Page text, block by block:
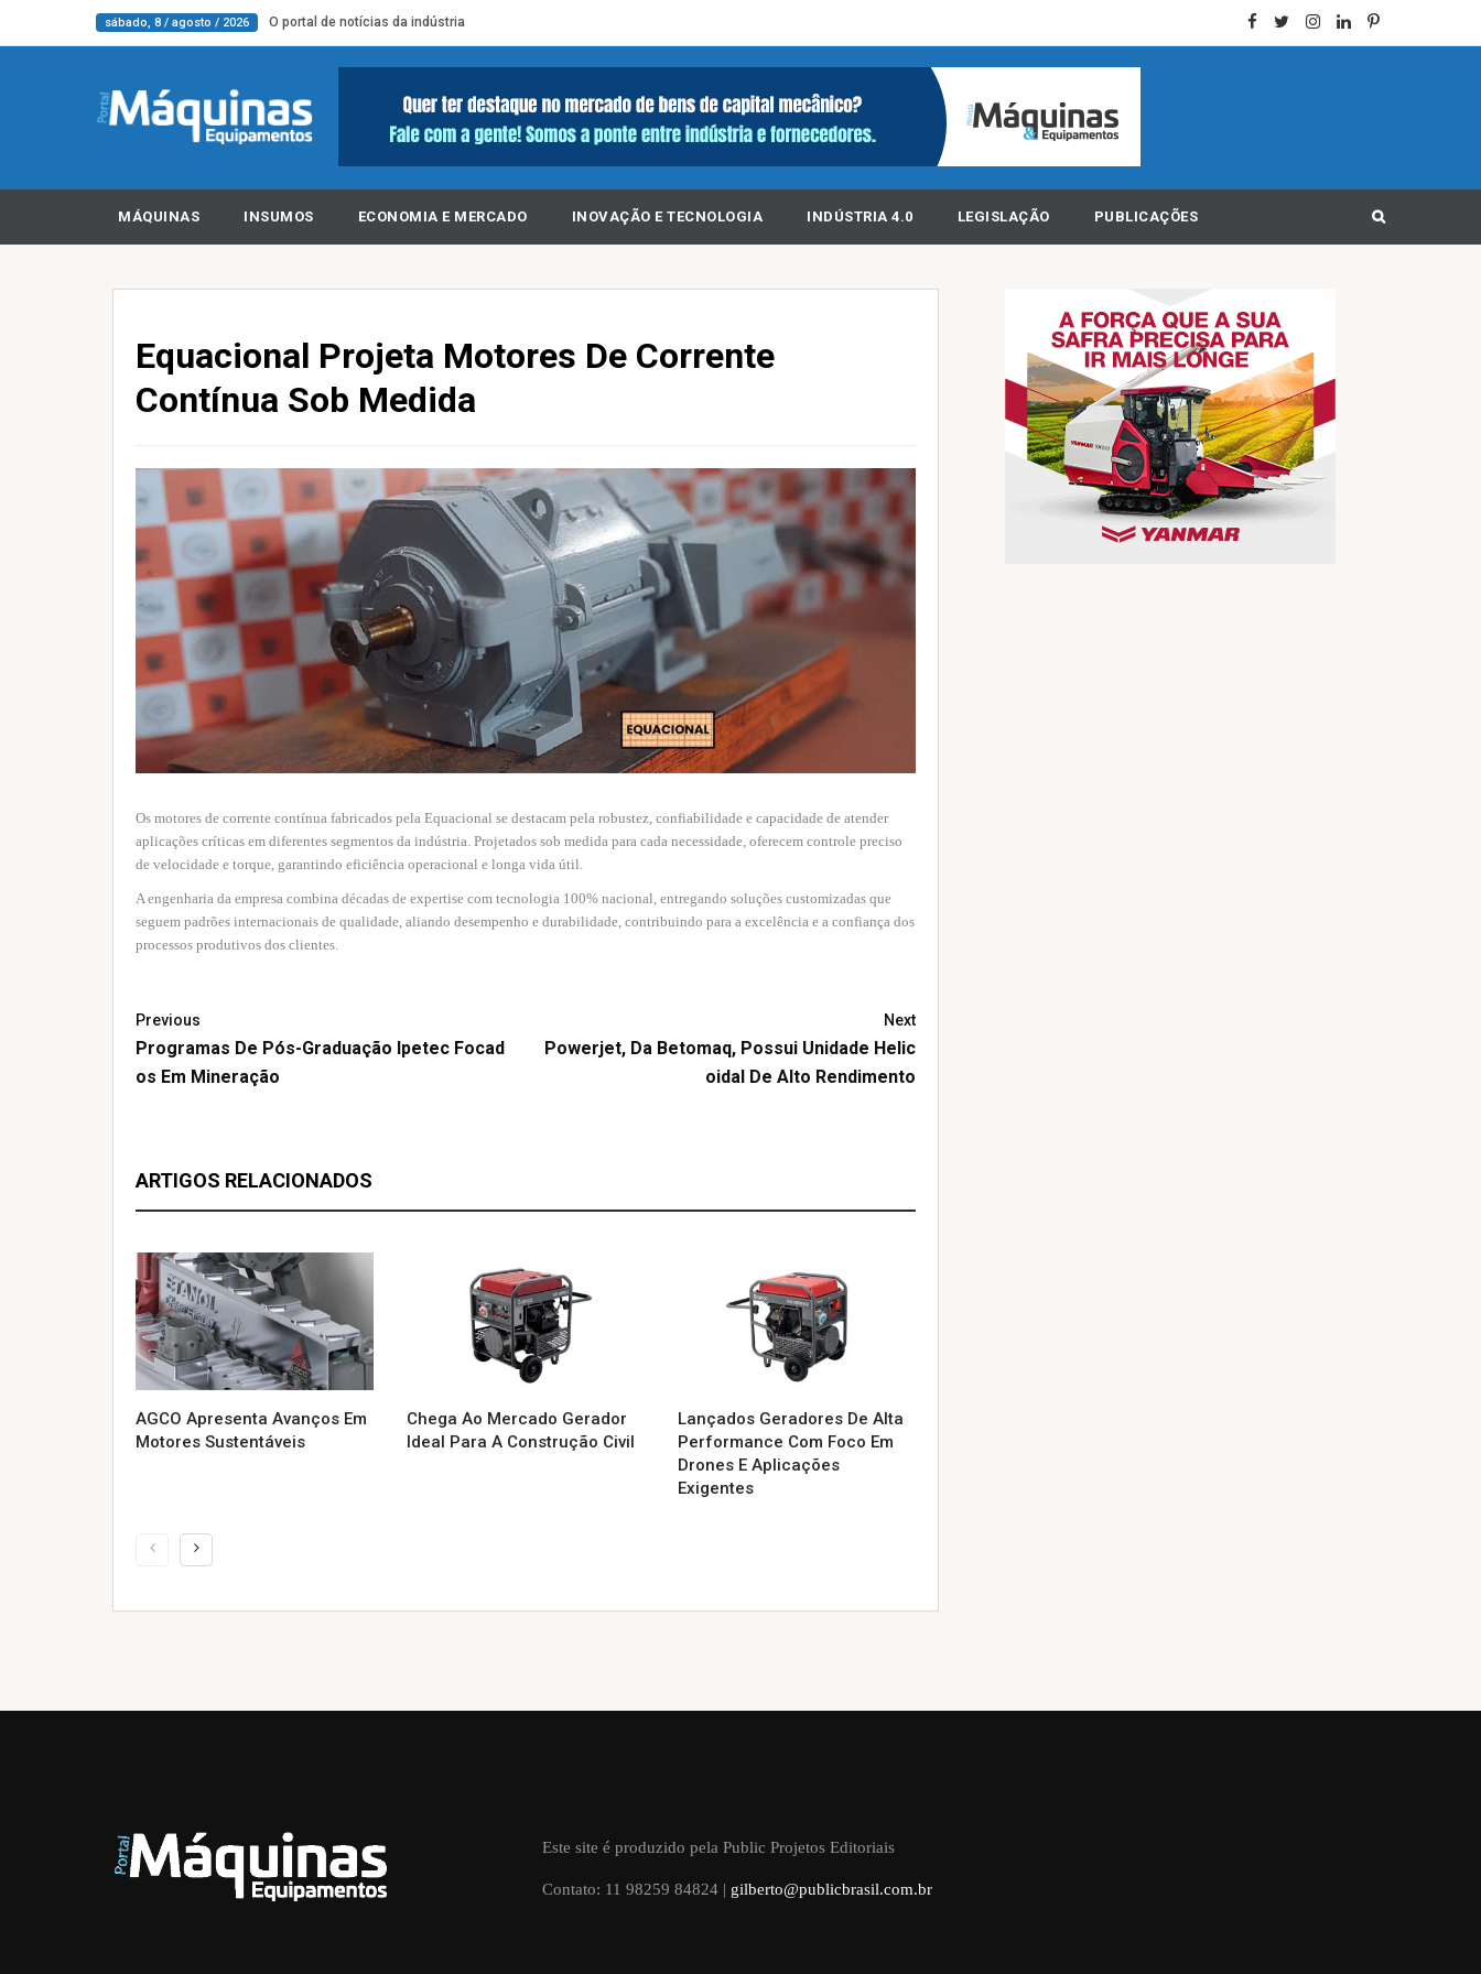
sábado, 8 / agosto / 2026 O portal de notícias da indústria
MÁQUINAS INSUMOS ECONOMIA E MERCADO INOVAÇÃO E TECNOLOGIA INDÚSTRIA 4.0 LEGISLAÇÃO PUBLICAÇÕES
Equacional Projeta Motores De Corrente
Contínua Sob Medida
Os motores de corrente contínua fabricados pela Equacional se destacam pela robustez, confiabilidade e capacidade de atender
aplicações críticas em diferentes segmentos da indústria. Projetados sob medida para cada necessidade, oferecem controle preciso
de velocidade e torque, garantindo eficiência operacional e longa vida útil.
A engenharia da empresa combina décadas de expertise com tecnologia 100% nacional, entregando soluções customizadas que
seguem padrões internacionais de qualidade, aliando desempenho e durabilidade, contribuindo para a excelência e a confiança dos
processos produtivos dos clientes.
Previous
Programas De Pós-Graduação Ipetec Focad
Os Em Mineração
Next
Powerjet, Da Betomaq, Possui Unidade Helic
Oidal De Alto Rendimento
ARTIGOS RELACIONADOS
AGCO Apresenta Avanços Em
Motores Sustentáveis
Chega Ao Mercado Gerador
Ideal Para A Construção Civil
Lançados Geradores De Alta
Performance Com Foco Em
Drones E Aplicações
Exigentes
Este site é produzido pela Public Projetos Editoriais
Contato: 11 98259 84824 | gilberto@publicbrasil.com.br